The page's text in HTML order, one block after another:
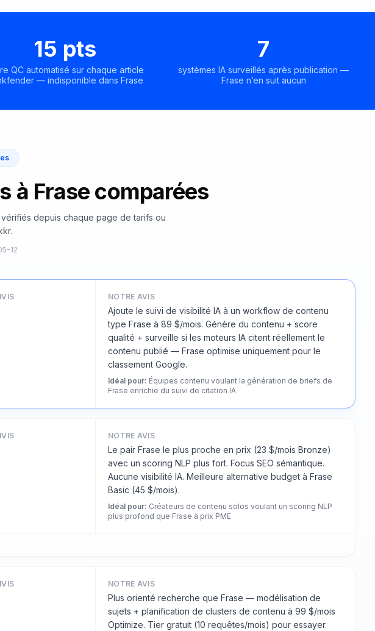
15 pts
QC automatisé sur chaque article
— indisponible dans Frase
7
systèmes IA surveillés après publication —
Frase n’en suit aucun
à Frase comparées
depuis chaque page de tarifs ou
12
NOTRE AVIS
Ajoute le suivi de visibilité IA à un workflow de contenu
type Frase à 89 $/mois. Génère du contenu + score
qualité + surveille si les moteurs IA citent réellement le
contenu publié — Frase optimise uniquement pour le
classement Google.
Idéal pour: Équipes contenu voulant la génération de briefs de
Frase enrichie du suivi de citation IA
NOTRE AVIS
Le pair Frase le plus proche en prix (23 $/mois Bronze)
avec un scoring NLP plus fort. Focus SEO sémantique.
Aucune visibilité IA. Meilleure alternative budget à Frase
Basic (45 $/mois).
Idéal pour: Créateurs de contenu solos voulant un scoring NLP
plus profond que Frase à prix PME
NOTRE AVIS
Plus orienté recherche que Frase — modélisation de
sujets + planification de clusters de contenu à 99 $/mois
Optimize. Tier gratuit (10 requêtes/mois) pour essayer.